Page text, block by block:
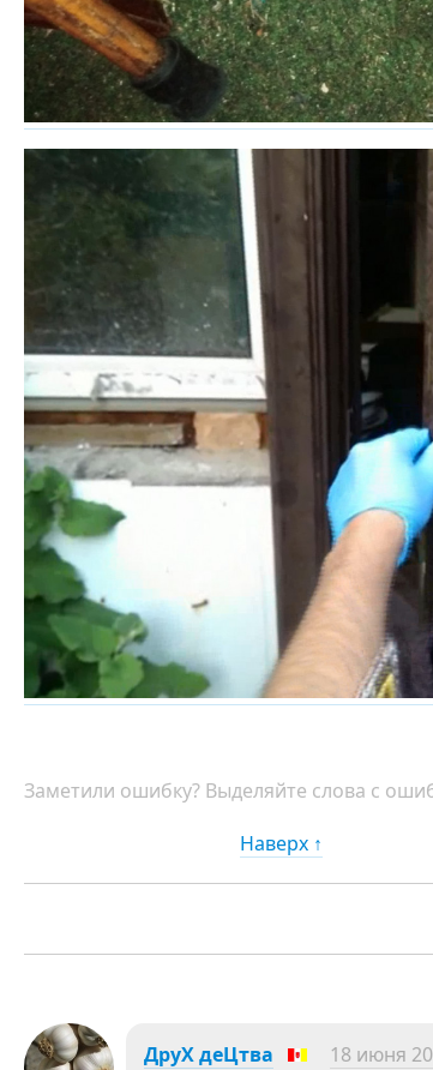
Заметили ошибку? Выделяйте слова с
Наверх ↑
ДруХ деЦтва 18 июня